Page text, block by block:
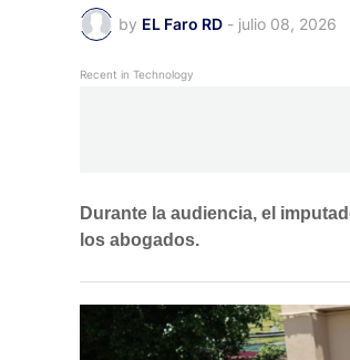
by EL Faro RD - julio 08, 2026
Recent in Technology
Durante la audiencia, el
los abogados.